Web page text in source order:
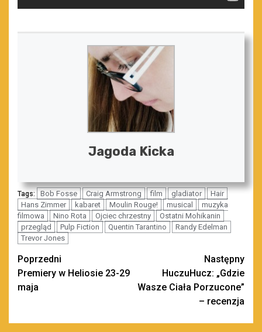
Jagoda Kicka
Tags: Bob Fosse Craig Armstrong film gladiator
Hair
Hans Zimmer
kabaret Moulin Rouge! musical
muzyka
filmowa
Nino Rota Ojciec chrzestny
Ostatni Mohikanin
przegląd
Pulp Fiction Quentin Tarantino
Randy Edelman
Trevor Jones
Zobacz
wpisy
Poprzedni
Premiery w Heliosie 23-29
maja
Następny
HuczuHucz: „Gdzie
Wasze Ciała Porzucone”
– recenzja